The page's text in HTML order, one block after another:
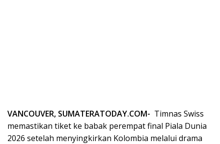
VANCOUVER, SUMATERATODAY.COM- Timnas Swiss
memastikan tiket ke babak perempat final Piala Dunia
2026 setelah menyingkirkan Kolombia melalui drama